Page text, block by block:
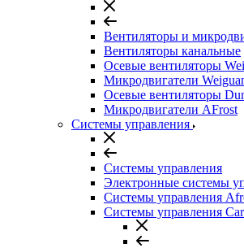
Вентиляторы и
Вентиляторы канальные
Осевые вентиляторы
Микродвигатели
Осевые вентиляторы
Микродвигатели AFrost
Системы управления
Системы управления
Электронные системы
Системы управления
Системы управления